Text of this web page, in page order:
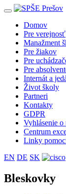
Toggle
navigationDomov
Pre verejnosť
Manažment
Pre žiakov
Pre
Pre
Internát a
Život školy
Partneri
Kontakty
GDPR
Vyhlásenie o
Centrum
Linky
EN DE SK
Bleskovky